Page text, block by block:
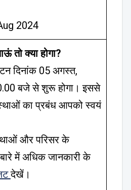
2024
तो क्या होगा?
दिनांक 05 अगस्त,
बजे से शुरू होगा। इससे
का प्रबंध आपको स्वयं
और परिसर के
में अधिक जानकारी के
देखें।